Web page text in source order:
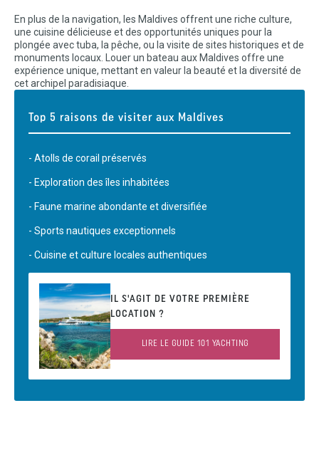
En plus de la navigation, les Maldives offrent une riche culture,
une cuisine délicieuse et des opportunités uniques pour la
plongée avec tuba, la pêche, ou la visite de sites historiques et de
monuments locaux. Louer un bateau aux Maldives offre une
expérience unique, mettant en valeur la beauté et la diversité de
cet archipel paradisiaque.
Top 5 raisons de visiter aux Maldives
- Atolls de corail préservés
- Exploration des îles inhabitées
- Faune marine abondante et diversifiée
- Sports nautiques exceptionnels
- Cuisine et culture locales authentiques
IL S'AGIT DE VOTRE PREMIÈRE
LOCATION ?
LIRE LE GUIDE 101 YACHTING